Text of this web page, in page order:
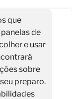
que
de
e usar
sobre
preparo.